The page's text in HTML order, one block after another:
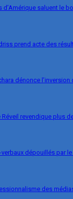
d’Amérique saluent le
prend acte des
dénonce
revendique plus
dépouillés par
des